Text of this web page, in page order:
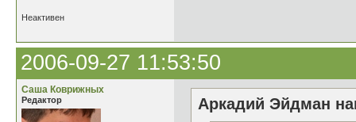
Неактивен
2006-09-27 11:53:50
Саша Коврижных
Редактор
Аркадий Эйдман